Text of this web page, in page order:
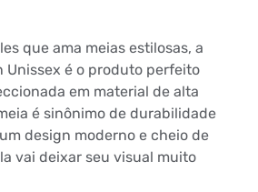
que ama meias estilosas, a
Unissex é o produto perfeito
em material de alta
é sinônimo de durabilidade
design moderno e cheio de
vai deixar seu visual muito